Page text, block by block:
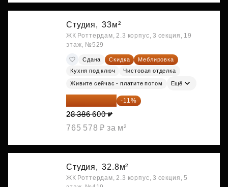
Студия, 33м²
ЖК Роттердам, 2.3 корпус, 3 секция, 19
этаж, №529
Сдана Скидка
Меблировка
Кухня под ключ
Чистовая отделка
Живите сейчас - платите потом Ещё
25 264 074 ₽ -11%
28 386 600 ₽
765 578 ₽ за м²
Студия, 32.8м²
ЖК Роттердам, 2.3 корпус, 3 секция, 5